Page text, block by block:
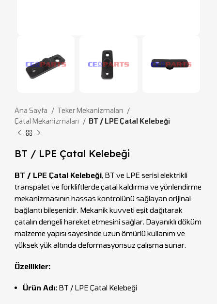
Ana Sayfa
Teker Mekanizmaları
Çatal Mekanizmaları
BT / LPE Çatal Kelebeği
BT / LPE Çatal Kelebeği
BT / LPE Çatal Kelebeği, BT ve LPE serisi elektrikli
transpalet ve forkliftlerde çatal kaldırma ve yönlendirme
mekanizmasının hassas kontrolünü sağlayan orijinal
bağlantı bileşenidir. Mekanik kuvveti eşit dağıtarak
çatalın dengeli hareket etmesini sağlar. Dayanıklı döküm
malzeme yapısı sayesinde uzun ömürlü kullanım ve
yüksek yük altında deformasyonsuz çalışma sunar.
Özellikler:
Ürün Adı: BT / LPE Çatal Kelebeği